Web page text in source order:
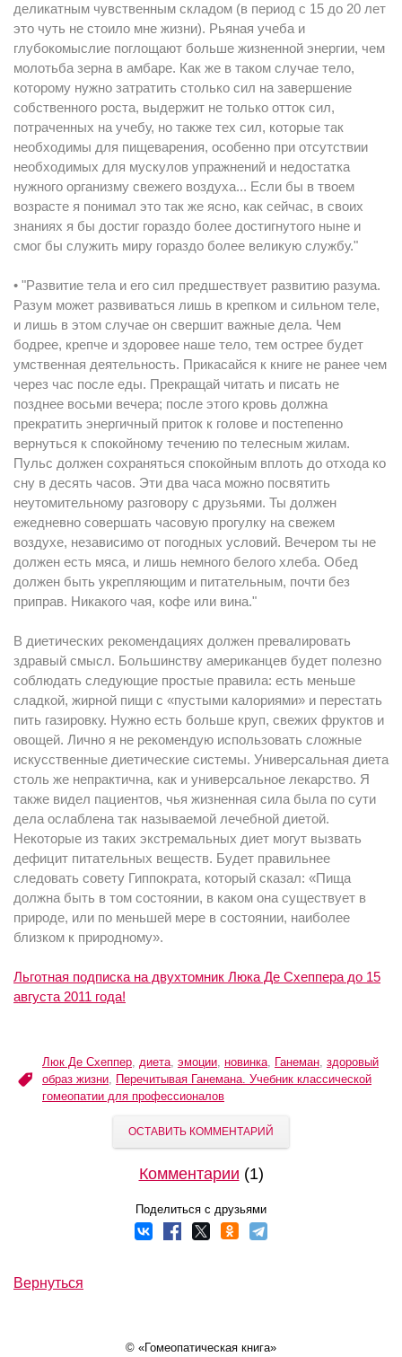
деликатным чувственным складом (в период с 15 до 20 лет
это чуть не стоило мне жизни). Рьяная учеба и
глубокомыслие поглощают больше жизненной энергии, чем
молотьба зерна в амбаре. Как же в таком случае тело,
которому нужно затратить столько сил на завершение
собственного роста, выдержит не только отток сил,
потраченных на учебу, но также тех сил, которые так
необходимы для пищеварения, особенно при отсутствии
необходимых для мускулов упражнений и недостатка
нужного организму свежего воздуха... Если бы в твоем
возрасте я понимал это так же ясно, как сейчас, в своих
знаниях я бы достиг гораздо более достигнутого ныне и
смог бы служить миру гораздо более великую службу."
• "Развитие тела и его сил предшествует развитию разума.
Разум может развиваться лишь в крепком и сильном теле,
и лишь в этом случае он свершит важные дела. Чем
бодрее, крепче и здоровее наше тело, тем острее будет
умственная деятельность. Прикасайся к книге не ранее чем
через час после еды. Прекращай читать и писать не
позднее восьми вечера; после этого кровь должна
прекратить энергичный приток к голове и постепенно
вернуться к спокойному течению по телесным жилам.
Пульс должен сохраняться спокойным вплоть до отхода ко
сну в десять часов. Эти два часа можно посвятить
неутомительному разговору с друзьями. Ты должен
ежедневно совершать часовую прогулку на свежем
воздухе, независимо от погодных условий. Вечером ты не
должен есть мяса, и лишь немного белого хлеба. Обед
должен быть укрепляющим и питательным, почти без
приправ. Никакого чая, кофе или вина."
В диетических рекомендациях должен превалировать
здравый смысл. Большинству американцев будет полезно
соблюдать следующие простые правила: есть меньше
сладкой, жирной пищи с «пустыми калориями» и перестать
пить газировку. Нужно есть больше круп, свежих фруктов и
овощей. Лично я не рекомендую использовать сложные
искусственные диетические системы. Универсальная диета
столь же непрактична, как и универсальное лекарство. Я
также видел пациентов, чья жизненная сила была по сути
дела ослаблена так называемой лечебной диетой.
Некоторые из таких экстремальных диет могут вызвать
дефицит питательных веществ. Будет правильнее
следовать совету Гиппократа, который сказал: «Пища
должна быть в том состоянии, в каком она существует в
природе, или по меньшей мере в состоянии, наиболее
близком к природному».
Льготная подписка на двухтомник Люка Де Схеппера до 15
августа 2011 года!
Люк Де Схеппер, диета, эмоции, новинка, Ганеман, здоровый
образ жизни, Перечитывая Ганемана. Учебник классической
гомеопатии для профессионалов
ОСТАВИТЬ КОММЕНТАРИЙ
Комментарии (1)
Поделиться с друзьями
Вернуться
© «Гомеопатическая книга»